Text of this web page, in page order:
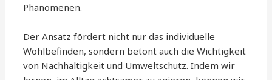
Phänomenen.
Der Ansatz fördert nicht nur das individuelle
Wohlbefinden, sondern betont auch die Wichtigkeit
von Nachhaltigkeit und Umweltschutz. Indem wir